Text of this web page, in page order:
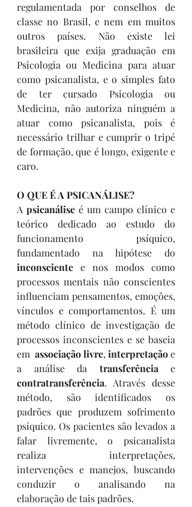
regulamentada por conselhos de
classe no Brasil, e nem em muitos
outros países. Não existe lei
brasileira que exija graduação em
Psicologia ou Medicina para atuar
como psicanalista, e o simples fato
de ter cursado Psicologia ou
Medicina, não autoriza ninguém a
atuar como psicanalista, pois é
necessário trilhar e cumprir o tripé
de formação, que é longo, exigente e
caro.
O QUE É A PSICANÁLISE?
A psicanálise é um campo clínico e
teórico dedicado ao estudo do
funcionamento psíquico,
inconsciente e nos modos como
processos mentais não conscientes
influenciam pensamentos, emoções,
vínculos e comportamentos. É um
método clínico de investigação de
processos inconscientes e se baseia
em associação livre, interpretação e
a análise da transferência
contratransferência. Através desse
método, são identificados os
padrões que produzem sofrimento
psíquico. Os pacientes são levados a
falar livremente, o psicanalista
realiza interpretações,
intervenções e manejos, buscando
conduzir o analisando na
elaboração de tais padrões.